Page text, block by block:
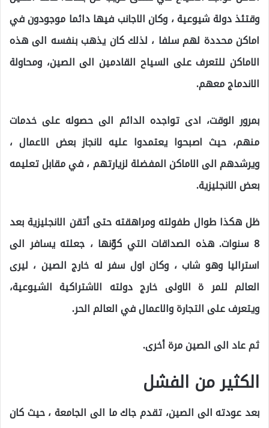
وقتئذ دولة شيوعية ، وكان الاجانب فيها دائما موجودون في
اماكن محددة لهم سلفا ، لذلك كان يذهب بنفسه الى هذه
الاماكن للتعرف على السياح القادمين الى الصين، ومحاولة
الاندماج معهم.
بمرور الوقت، ادى تواجده الدائم الى حصوله على خدمات
منهم، حيث اصبحوا يعتمدوا عليه لانجاز بعض الاعمال ،
ويرشدهم الى الاماكن المفضلة لزيارتهم ، في مقابل تعليمه
بعض الانجليزية.
ظل هكذا طوال طفولته ومراهقته حتى أتقن الانجليزية بعد
8 سنوات. هذه الصداقات التي كوّنها ، جعلته يسافر الى
استراليا وهو شاب ، وكان اول سفر له خارج الصين ، ليرى
العالم للمر ة الاولى خارج دولته الاشتراكية الشيوعية،
ويتعرف على التجارة والاعمال في العالم الحر.
ثم عاد الى الصين مرة أخرى.
الكثير من الفشل
بعد عودته الى الصين، تقدم جاك ما الى الجامعة ، حيث كان